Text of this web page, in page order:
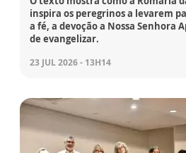
inspira os peregrinos a levarem
a fé, a devoção a Nossa Senhora
de evangelizar.
23 JUL 2026 - 13H14